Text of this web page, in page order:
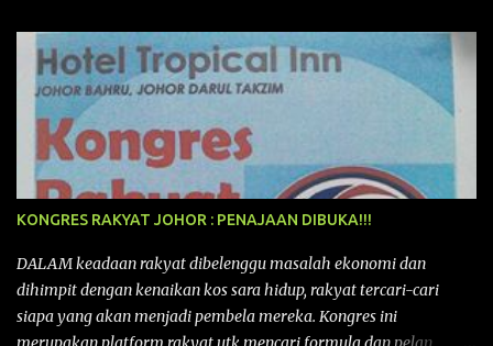
KONGRES RAKYAT JOHOR : PENAJAAN DIBUKA!!!
DALAM keadaan rakyat dibelenggu masalah ekonomi dan
dihimpit dengan kenaikan kos sara hidup, rakyat tercari-cari
siapa yang akan menjadi pembela mereka. Kongres ini